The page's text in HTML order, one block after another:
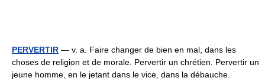
PERVERTIR — v. a. Faire changer de bien en mal, dans les
choses de religion et de morale. Pervertir un chrétien. Pervertir un
jeune homme, en le jetant dans le vice, dans la débauche.